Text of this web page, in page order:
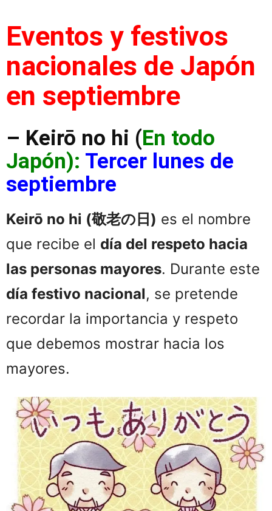
Eventos y festivos
nacionales de Japón
en septiembre
– Keirō no hi (En todo
Japón): Tercer lunes de
septiembre
Keirō no hi (敬老の日) es el nombre
que recibe el día del respeto hacia
las personas mayores. Durante este
día festivo nacional, se pretende
recordar la importancia y respeto
que debemos mostrar hacia los
mayores.